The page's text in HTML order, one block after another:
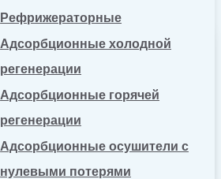
Рефрижераторные
Адсорбционные холодной
регенерации
Адсорбционные горячей
регенерации
Адсорбционные осушители с
нулевыми потерями